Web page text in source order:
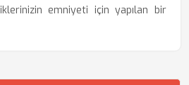
emniyeti için yapılan bir